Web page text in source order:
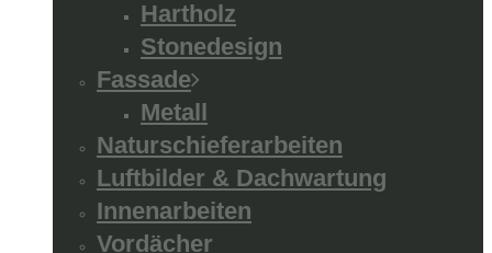
Hartholz
Stonedesign
Fassade
Metall
Naturschieferarbeiten
Luftbilder & Dachwartung
Innenarbeiten
Vordächer